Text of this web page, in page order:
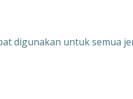
digunakan untuk semua